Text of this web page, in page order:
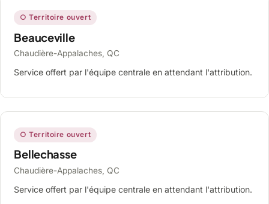
○ Territoire ouvert
Beauceville
Chaudière-Appalaches, QC
Service offert par l'équipe centrale en attendant l'attribution.
○ Territoire ouvert
Bellechasse
Chaudière-Appalaches, QC
Service offert par l'équipe centrale en attendant l'attribution.